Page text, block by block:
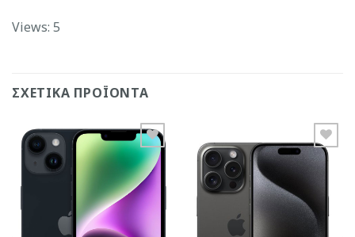
Views: 5
ΣΧΕΤΙΚΆ ΠΡΟΪΌΝΤΑ
Add to
Wishlist
Wishlist